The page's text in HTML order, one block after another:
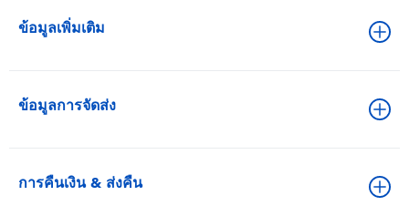
ข้อมูลเพิ่มเติม
ข้อมูลการจัดส่ง
การคืนเงิน & ส่งคืน